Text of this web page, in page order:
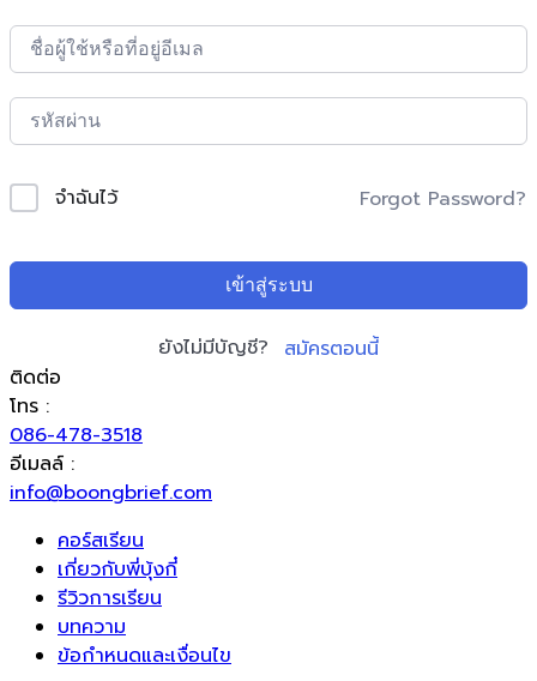
จำฉันไว้ Forgot Password?
เข้าสู่ระบบ
ยังไม่มีบัญชี?
สมัครตอนนี้
ติดต่อ
โทร :
086-478-3518
อีเมลล์ :
info@boongbrief.com
คอร์สเรียน
เกี่ยวกับพี่บุ้งกี๋
รีวิวการเรียน
บทความ
ข้อกำหนดและเงื่อนไข